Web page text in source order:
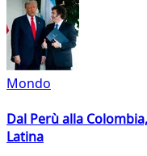
Mondo
Dal Perù alla
Latina